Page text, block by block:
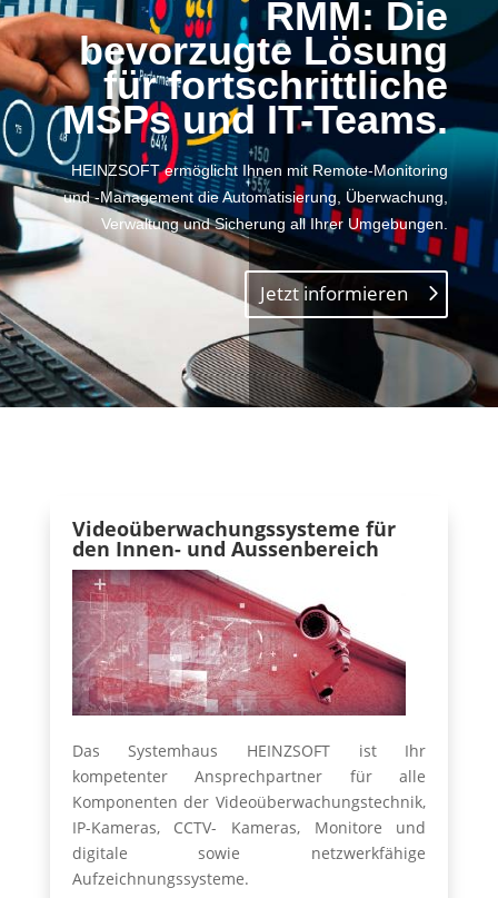
RMM: Die
bevorzugte Lösung
für fortschrittliche
MSPs und IT-Teams.
HEINZSOFT ermöglicht Ihnen mit Remote-Monitoring
und -Management die Automatisierung, Überwachung,
Verwaltung und Sicherung all Ihrer Umgebungen.
Jetzt informieren
Videoüberwachungssysteme für
den Innen- und Aussenbereich
Das Systemhaus HEINZSOFT ist Ihr
kompetenter Ansprechpartner für alle
Komponenten der Videoüberwachungstechnik,
IP-Kameras, CCTV- Kameras, Monitore und
digitale sowie netzwerkfähige
Aufzeichnungssysteme.